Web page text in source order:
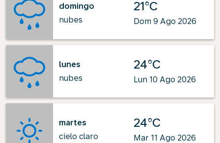
domingo
nubes
21°C
Dom 9 Ago 2026
lunes
nubes
24°C
Lun 10 Ago 2026
martes
cielo claro
24°C
Mar 11 Ago 2026